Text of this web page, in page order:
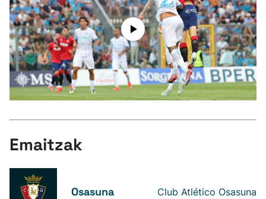
Emaitzak
Osasuna Club Atlético Osasuna